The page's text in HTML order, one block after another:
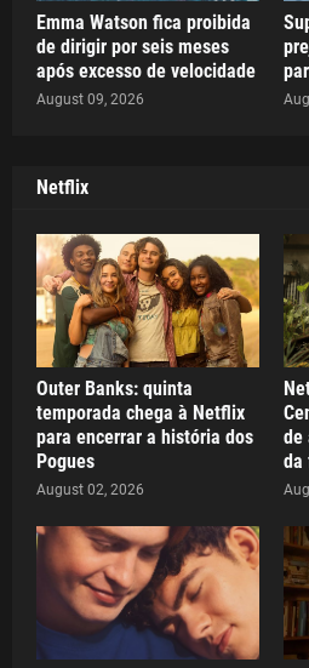
Emma Watson fica proibida
de dirigir por seis meses
após excesso de velocidade
August 09, 2026
Netflix
Outer Banks: quinta
temporada chega à Netflix
para encerrar a história dos
Pogues
August 02, 2026
de
da